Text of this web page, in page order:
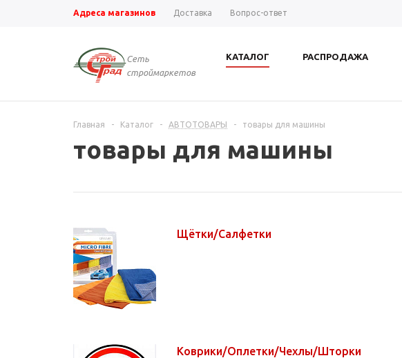
Адреса магазинов Доставка Вопрос-ответ
Сеть
строймаркетов
КАТАЛОГ РАСПРОДАЖА
Главная - Каталог - АВТОТОВАРЫ - товары для машины
товары для машины
Щётки/Салфетки
Коврики/Оплетки/Чехлы/Шторки